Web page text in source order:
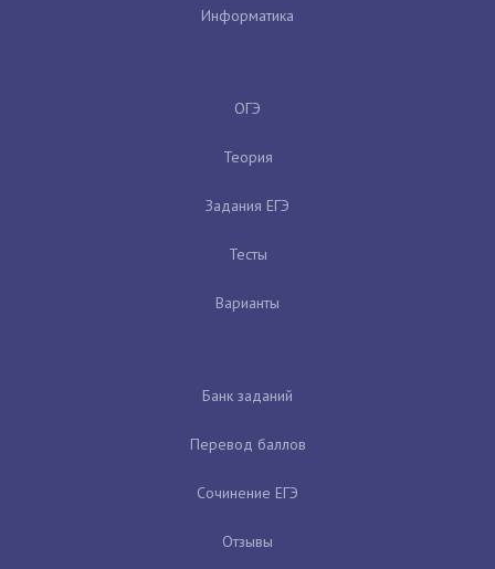
Информатика
ОГЭ
Теория
Задания ЕГЭ
Тесты
Варианты
Банк заданий
Перевод баллов
Сочинение ЕГЭ
Отзывы